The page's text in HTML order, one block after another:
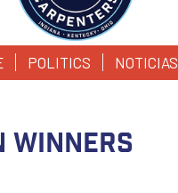
POLITICS NOTICIAS
Winners